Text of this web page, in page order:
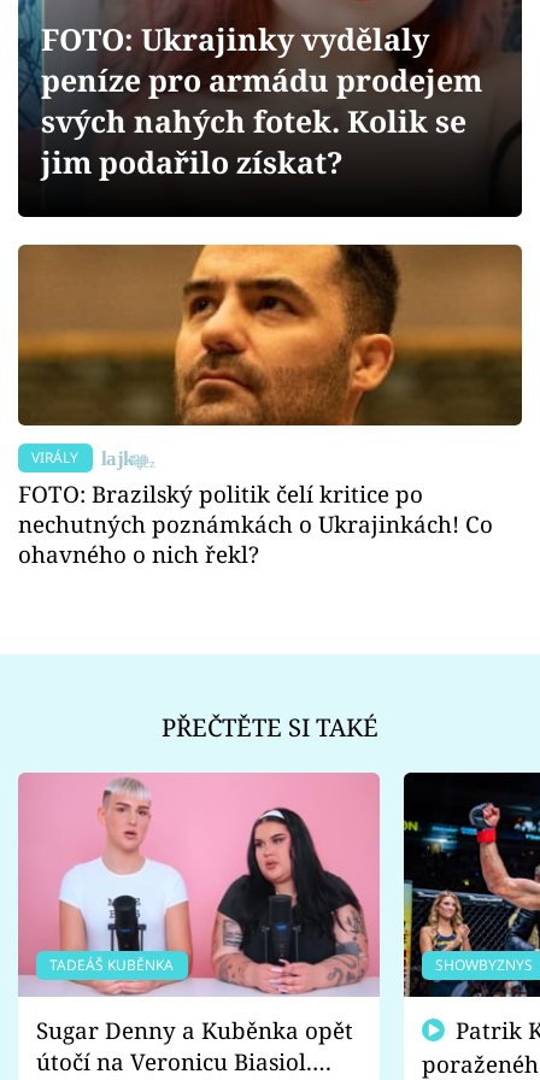
Videa
Sledujte prima+
FOTO: Ukrajinky vydělaly
peníze pro armádu prodejem
svých nahých fotek. Kolik se
jim podařilo získat?
VIRÁLY
FOTO: Brazilský politik čelí kritice po
nechutných poznámkách o Ukrajinkách! Co
ohavného o nich řekl?
PŘEČTĚTE SI TAKÉ
TADEÁŠ KUBĚNKA
Sugar Denny a Kuběnka opět
útočí na Veronicu Biasiol.
SHOWBYZNYS